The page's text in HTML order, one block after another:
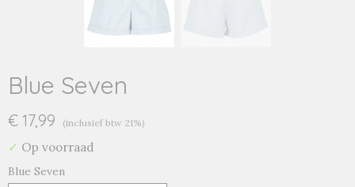
Blue Seven
€ 17,99 (inclusief btw 21%)
✓ Op voorraad
Blue Seven